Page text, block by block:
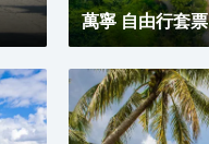
萬寧 自由行套票